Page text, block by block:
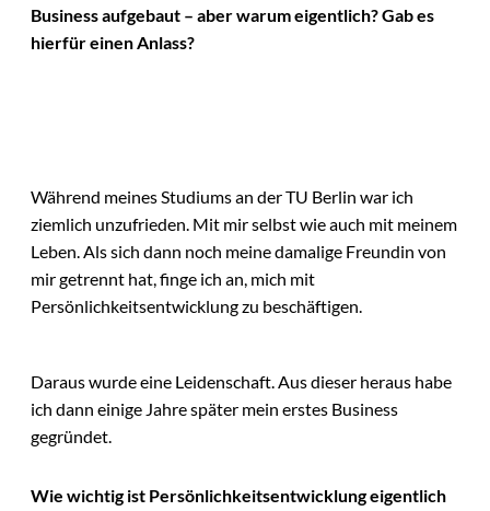
Business aufgebaut – aber warum eigentlich? Gab es
hierfür einen Anlass?
Während meines Studiums an der TU Berlin war ich
ziemlich unzufrieden. Mit mir selbst wie auch mit meinem
Leben. Als sich dann noch meine damalige Freundin von
mir getrennt hat, finge ich an, mich mit
Persönlichkeitsentwicklung zu beschäftigen.
Daraus wurde eine Leidenschaft. Aus dieser heraus habe
ich dann einige Jahre später mein erstes Business
gegründet.
Wie wichtig ist Persönlichkeitsentwicklung eigentlich